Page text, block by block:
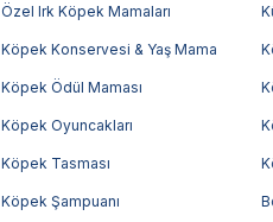
Özel Irk Köpek Mamaları
Köpek Konservesi & Yaş Mama
Köpek Ödül Maması
Köpek Oyuncakları
Köpek Tasması
Köpek Şampuanı